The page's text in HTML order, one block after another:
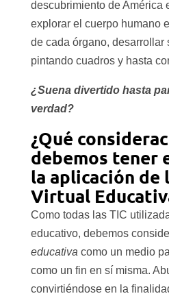
descubrimiento de América
explorar el cuerpo humano
de cada órgano, desarrollar
pintando cuadros y hasta
¿Suena divertido hasta
verdad?
¿Qué
debemos tener
la aplicación de
Virtual
Como todas las TIC
educativo, debemos
educativa como un medio
como un fin en sí misma.
convirtiéndose en la